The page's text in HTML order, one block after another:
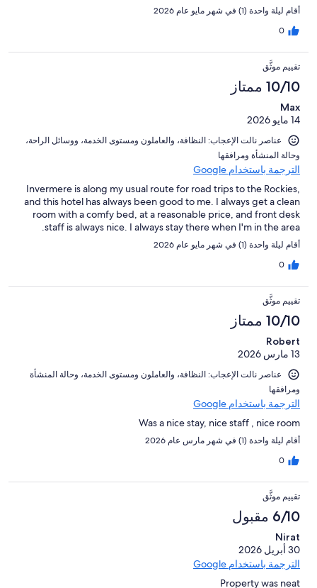
أقام ليلة واحدة (1) في شهر مايو عام 2026
0
تقييم موثَّق
10/10 ممتاز
Max
14 مايو 2026
عناصر نالت الإعجاب: ⁦النظافة⁩، و⁦العاملون ومستوى الخدمة⁩، و⁦وسائل الراحة⁩،
و⁦حالة المنشأة ومرافقها⁩
الترجمة باستخدام Google
Invermere is along my usual route for road trips to the Rockies,
and this hotel has always been good to me. I always get a clean
room with a comfy bed, at a reasonable price, and front desk
staff is always nice. I always stay there when I'm in the area.
أقام ليلة واحدة (1) في شهر مايو عام 2026
0
تقييم موثَّق
10/10 ممتاز
Robert
13 مارس 2026
عناصر نالت الإعجاب: ⁦النظافة⁩، و⁦العاملون ومستوى الخدمة⁩، و⁦حالة المنشأة
ومرافقها⁩
الترجمة باستخدام Google
Was a nice stay, nice staff , nice room
أقام ليلة واحدة (1) في شهر مارس عام 2026
0
تقييم موثَّق
6/10 مقبول
Nirat
30 أبريل 2026
الترجمة باستخدام Google
Property was neat